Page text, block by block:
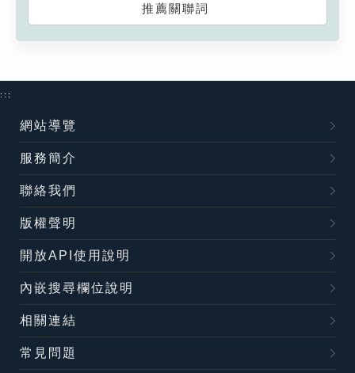
推薦關聯詞
:::
網站導覽
服務簡介
聯絡我們
版權聲明
開放API使用說明
內嵌搜尋欄位說明
相關連結
常見問題